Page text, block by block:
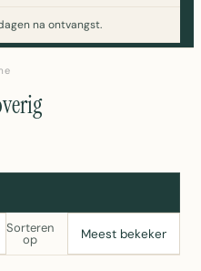
na ontvangst.
Sorteren
op